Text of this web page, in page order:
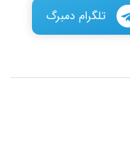
تلگرام دمبرگ